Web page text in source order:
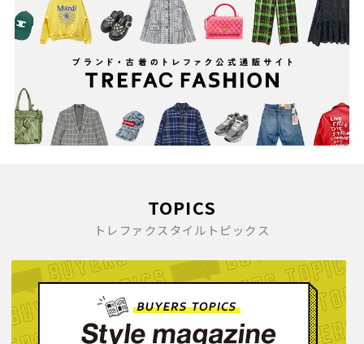
TOPICS
トレファクスタイルトピックス